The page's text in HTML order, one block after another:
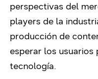
perspectivas del
players de la
producción de
esperar los usuarios
tecnología.